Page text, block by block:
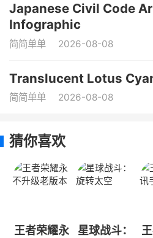
Japanese Civil Code
Infographic
简简单单 2026-08-08
Translucent Lotus
简简单单 2026-08-08
猜你喜欢
王者荣耀永
星球战斗：